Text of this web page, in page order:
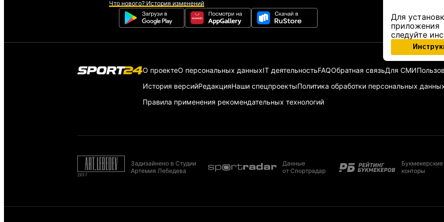
Что нового? История изменений
Для
приложения
следуйте
О проектеО персональных данныхIT деятельностьFAQОбратная связьДля СМИ
История версийРедакцияНаши спецпроектыПолитика обработки персональных
Правила применения рекомендательных технологий
Задизайнено в Студии
Артемия Лебедева
Данные
от Спортрадар
Букмекерские
конторы